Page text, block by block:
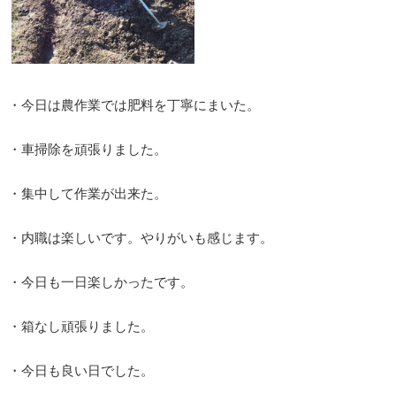
・今日は農作業では肥料を丁寧にまいた。
・車掃除を頑張りました。
・集中して作業が出来た。
・内職は楽しいです。やりがいも感じます。
・今日も一日楽しかったです。
・箱なし頑張りました。
・今日も良い日でした。